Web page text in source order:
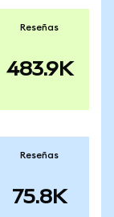
Reseñas
483.9K
Reseñas
75.8K